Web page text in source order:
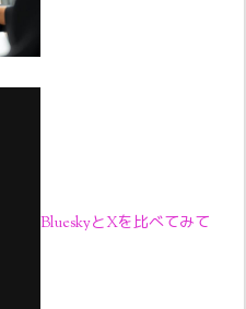
BlueskyとXを比べてみて